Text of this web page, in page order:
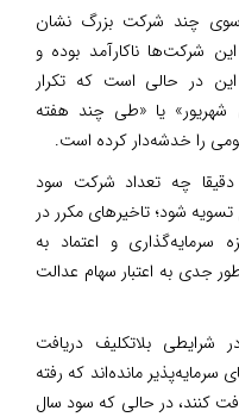
سوی چند شرکت بزرگ نشان
شرکت‌ها ناکارآمد بوده و
در حالی است که تکرار
شهریور» یا «طی چند هفته
را خدشه‌دار کرده است.
دقیقا چه تعداد شرکت سود
تسویه شود؛ تاخیرهای مکرر در
سرمایه‌گذاری و اعتماد به
جدی به اعتبار سهام عدالت
شرایطی بلاتکلیف دریافت
مالی ۱۴۰۲ شرکت‌های سرمایه‌پذیر مانده‌اند که رفته
مالی ۱۴۰۳ برای دریافت کنند، در حالی که سود سال